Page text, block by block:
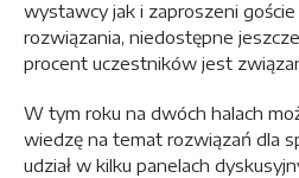
wystawcy jak i zaproszeni
rozwiązania, niedostępne
procent uczestników jest
W tym roku na dwóch halach
wiedzę na temat rozwiązań dla
udział w kilku panelach